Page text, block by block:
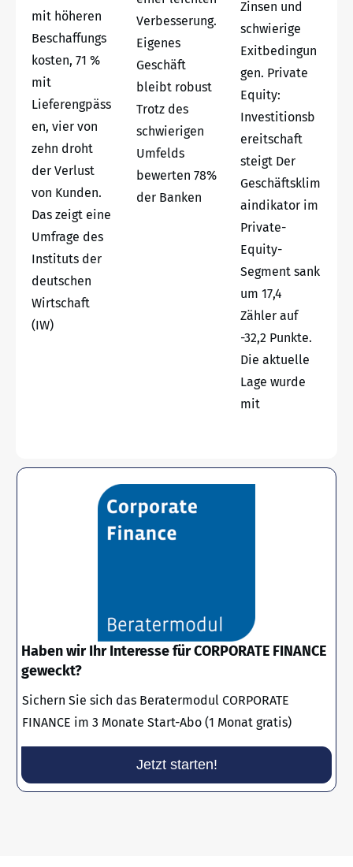
mit höheren
Beschaffungs
kosten, 71 %
mit
Lieferengpäss
en, vier von
zehn droht
der Verlust
von Kunden.
Das zeigt eine
Umfrage des
Instituts der
deutschen
Wirtschaft
(IW)
Verbesserung.
Eigenes
Geschäft
bleibt robust
Trotz des
schwierigen
Umfelds
bewerten 78%
der Banken
Zinsen und
schwierige
Exitbedingun
gen. Private
Equity:
Investitionsb
ereitschaft
steigt Der
Geschäftsklim
aindikator im
Private-
Equity-
Segment sank
um 17,4
Zähler auf
-32,2 Punkte.
Die aktuelle
Lage wurde
mit
Haben wir Ihr Interesse für CORPORATE FINANCE
geweckt?
Sichern Sie sich das Beratermodul CORPORATE
FINANCE im 3 Monate Start-Abo (1 Monat gratis)
Jetzt starten!